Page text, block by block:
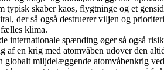
typisk skaber kaos, flygtninge og et
der så også destruerer viljen og
klima.
internationale spænding øger så også
af en krig med atomvåben udover den
globalt miljdelæggende atomvåbenkrig